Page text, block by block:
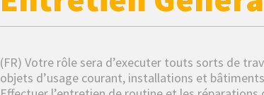
(FR) Votre rôle sera d’executer touts sorts de
objets d’usage courant, installations et